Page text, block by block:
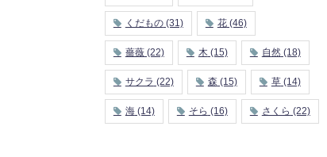
くだもの(31) 花(46)
薔薇(22) 木 (15) 自然(18)
サクラ (22) 森 (15) 草(14)
海(14) そら (16) さくら (22)